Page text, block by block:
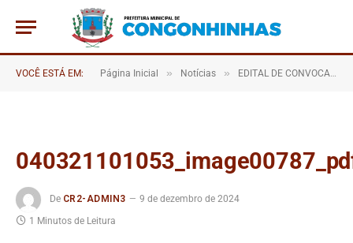
VOCÊ ESTÁ EM: Página Inicial » Notícias » EDITAL DE CONVOCAÇÃO PROCESSO SELETIVO SIMPLIFICADO – PSS 001/2020
De CR2-ADMIN3
9 de dezembro de 2024
1 Minutos de Leitura